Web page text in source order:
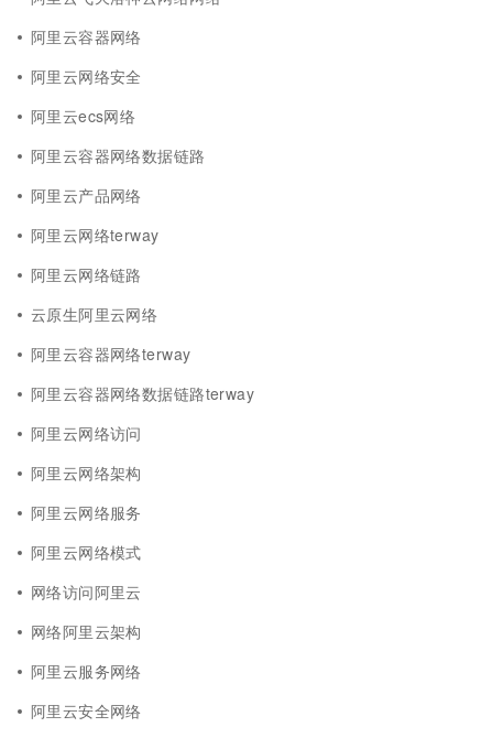
阿里云容器网络
阿里云网络安全
阿里云ecs网络
阿里云容器网络数据链路
阿里云产品网络
阿里云网络terway
阿里云网络链路
云原生阿里云网络
阿里云容器网络terway
阿里云容器网络数据链路terway
阿里云网络访问
阿里云网络架构
阿里云网络服务
阿里云网络模式
网络访问阿里云
网络阿里云架构
阿里云服务网络
阿里云安全网络